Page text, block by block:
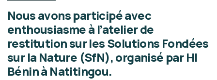
Nous avons participé avec
enthousiasme à l’atelier de
restitution sur les Solutions Fondées
sur la Nature (SfN), organisé par HI
Bénin à Natitingou.